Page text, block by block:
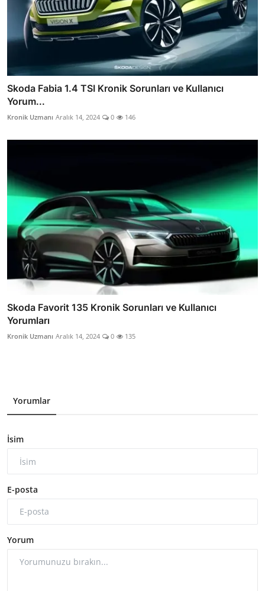
Skoda Fabia 1.4 TSI Kronik Sorunları ve Kullanıcı
Yorum...
Kronik Uzmanı Aralık 14, 2024 0 146
Skoda Favorit 135 Kronik Sorunları ve Kullanıcı
Yorumları
Kronik Uzmanı Aralık 14, 2024 0 135
Yorumlar
İsim
E-posta
Yorum